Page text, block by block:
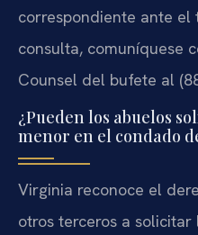
correspondiente ante el
consulta, comuníquese
Counsel del bufete al
¿Pueden los abuelos
menor en el condado
Virginia reconoce el
otros terceros a